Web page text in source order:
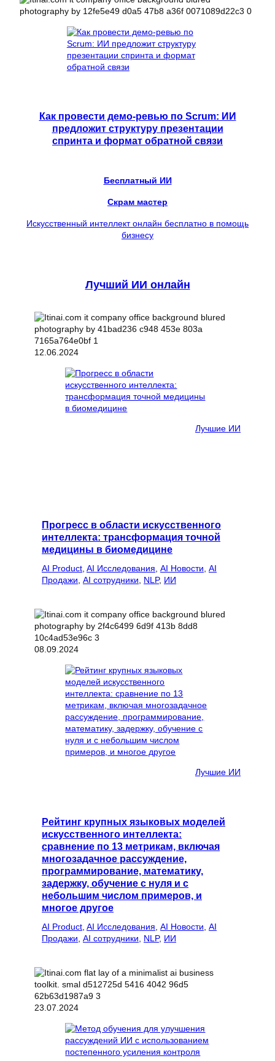
Как провести демо-ревью по Scrum: ИИ
предложит структуру презентации
спринта и формат обратной связи
Бесплатный ИИ
Скрам мастер
Искусственный интеллект онлайн бесплатно в помощь
бизнесу
Лучший ИИ онлайн
12.06.2024
Лучшие ИИ
Прогресс в области искусственного
интеллекта: трансформация точной
медицины в биомедицине
AI Product, AI Исследования, AI Новости, AI
Продажи, AI сотрудники, NLP, ИИ
08.09.2024
Лучшие ИИ
Рейтинг крупных языковых моделей
искусственного интеллекта:
сравнение по 13 метрикам, включая
многозадачное рассуждение,
программирование, математику,
задержку, обучение с нуля и с
небольшим числом примеров, и
многое другое
AI Product, AI Исследования, AI Новости, AI
Продажи, AI сотрудники, NLP, ИИ
23.07.2024